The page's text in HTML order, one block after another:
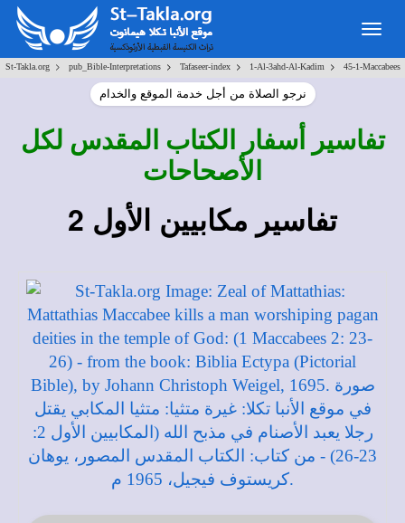
St-Takla.org> pub_Bible-Interpretations> Tafaseer-index> 1-Al-3ahd-Al-Kadim> 45-1-Maccabees
نرجو الصلاة من أجل خدمة الموقع والخدام
تفاسير أسفار الكتاب المقدس لكل
الأصحاحات
تفاسير مكابيين الأول 2